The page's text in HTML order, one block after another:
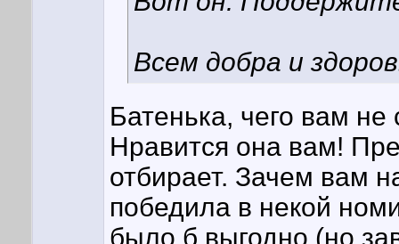
Всем добра и
Батенька, чего вам
Нравится она вам!
отбирает. Зачем вам
победила в некой
было б выгодно (но